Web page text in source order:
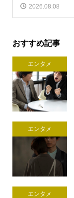
2026.08.08
おすすめ記事
エンタメ
エンタメ
エンタメ